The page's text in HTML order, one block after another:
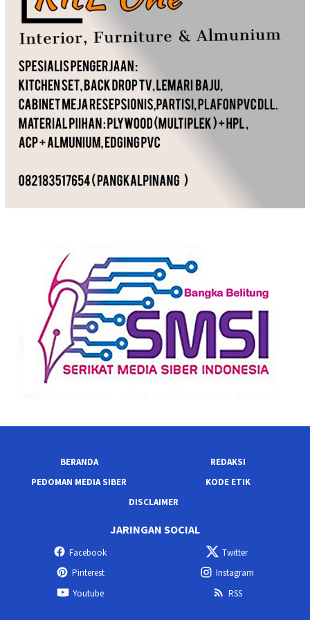
BERANDA
REDAKSI
PEDOMAN MEDIA SIBER
KODE ETIK
DISCLAIMER
JARINGAN SOCIAL
Facebook
Twitter
Pinterest
Instagram
Youtube
RSS